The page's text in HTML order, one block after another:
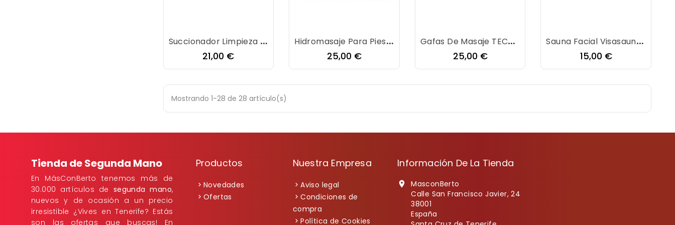
Succionador Limpieza De Poros Mengshahayd XN-8030
Precio
21,00 €
Hidromasaje Para Pies Ufesa BH-5612
Precio
25,00 €
Gafas De Masaje TECHNOVITA
Precio
25,00 €
Sauna Facial Visasauna Philips
Precio
15,00 €
Mostrando 1-28 de 28 artículo(s)
Tienda de Segunda Mano
En MásConBerto tenemos más de
30.000 artículos de segunda mano,
nuevos y de ocasión a un precio
irresistible ¿Vives en Tenerife? Estás
son las ofertas que buscas! En
Productos
Novedades
Ofertas
Nuestra Empresa
Aviso legal
Condiciones de
compra
Política de Cookies
Información De La Tienda

MasconBerto
Calle San Francisco Javier, 24
38001
España